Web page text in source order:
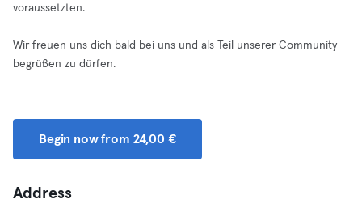
voraussetzten.
Wir freuen uns dich bald bei uns und als Teil unserer Community
begrüßen zu dürfen.
Begin now from 24,00 €
Address